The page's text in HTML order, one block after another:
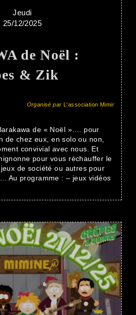
Jeudi
25/12/2025
de Noël :
& Zik
Organisé parL'association Mimir
de « Noël »…. pour
de chez eux, en solo ou non,
convivial avec nous. Et
pour vous réchauffer le
de société ou autres pour
Au programme : – jeux vidéos